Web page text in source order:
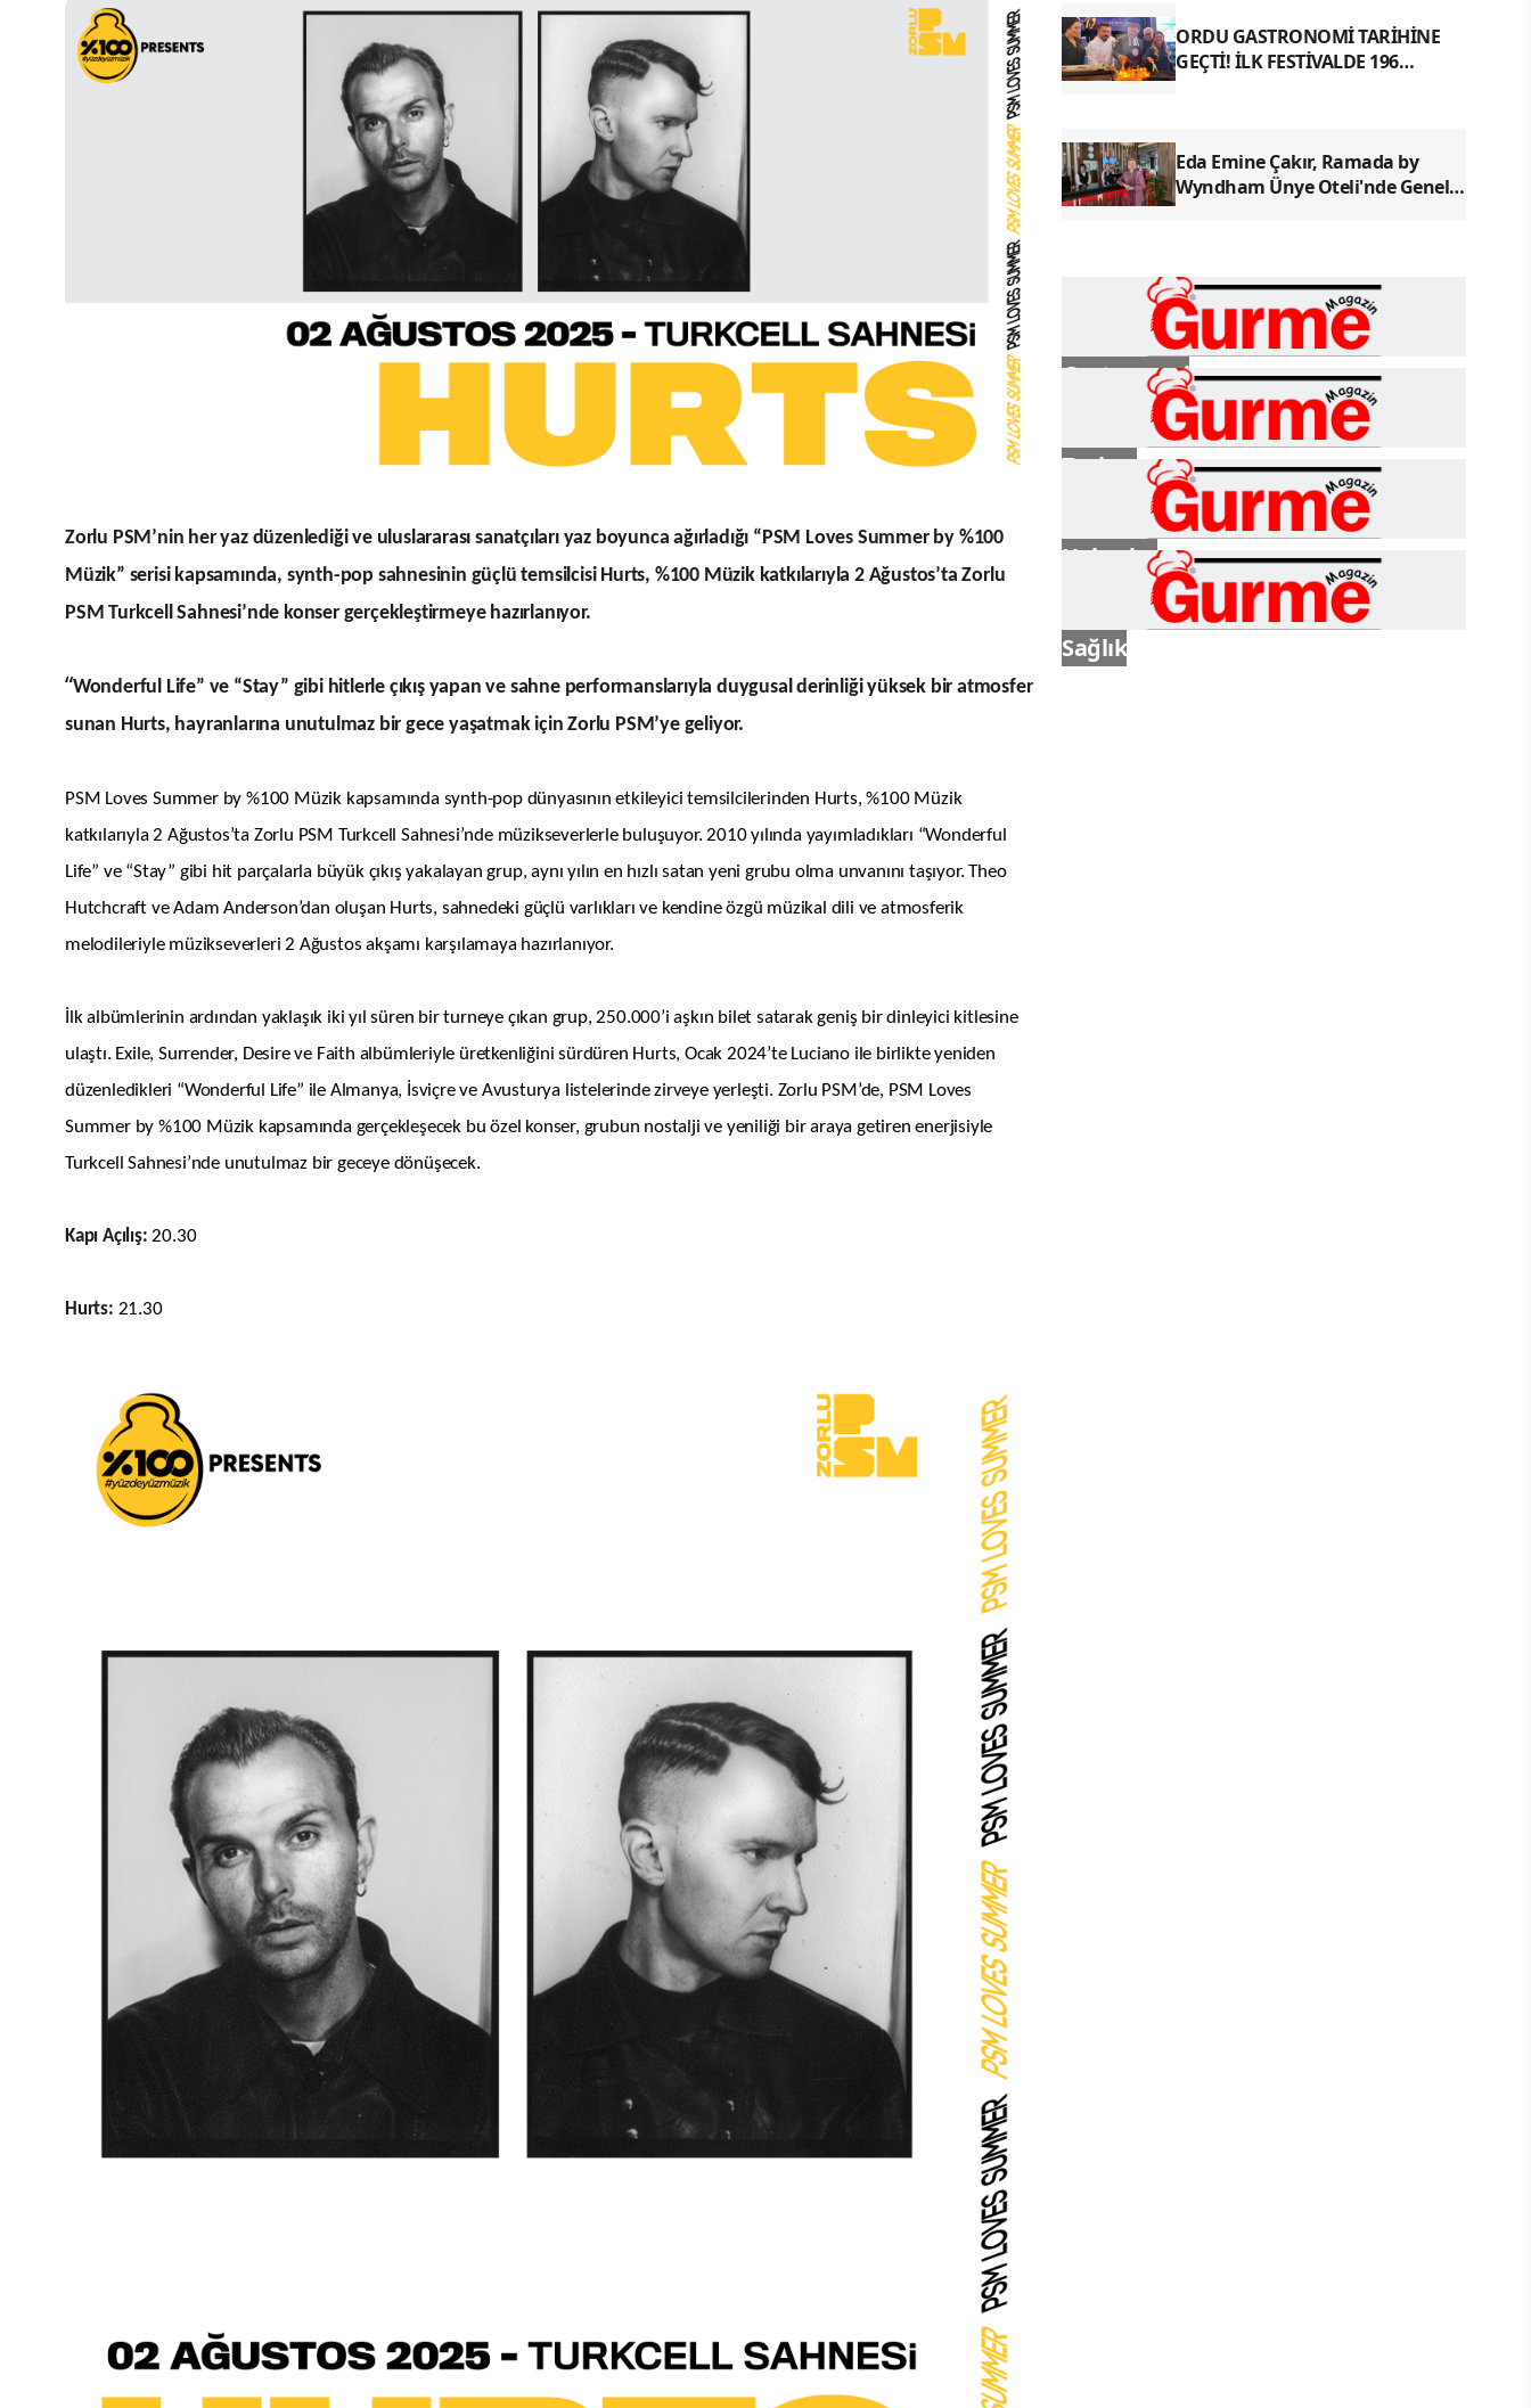
Zorlu PSM’nin her yaz düzenlediği ve uluslararası sanatçıları yaz boyunca ağırladığı “PSM Loves Summer by %100
Müzik” serisi kapsamında, synth-pop sahnesinin güçlü temsilcisi Hurts, %100 Müzik katkılarıyla 2 Ağustos’ta Zorlu
PSM Turkcell Sahnesi’nde konser gerçekleştirmeye hazırlanıyor.
“Wonderful Life” ve “Stay” gibi hitlerle çıkış yapan ve sahne performanslarıyla duygusal derinliği yüksek bir atmosfer
sunan Hurts, hayranlarına unutulmaz bir gece yaşatmak için Zorlu PSM’ye geliyor.
PSM Loves Summer by %100 Müzik kapsamında synth-pop dünyasının etkileyici temsilcilerinden Hurts, %100 Müzik
katkılarıyla 2 Ağustos’ta Zorlu PSM Turkcell Sahnesi’nde müzikseverlerle buluşuyor. 2010 yılında yayımladıkları “Wonderful
Life” ve “Stay” gibi hit parçalarla büyük çıkış yakalayan grup, aynı yılın en hızlı satan yeni grubu olma unvanını taşıyor. Theo
Hutchcraft ve Adam Anderson’dan oluşan Hurts, sahnedeki güçlü varlıkları ve kendine özgü müzikal dili ve atmosferik
melodileriyle müzikseverleri 2 Ağustos akşamı karşılamaya hazırlanıyor.
İlk albümlerinin ardından yaklaşık iki yıl süren bir turneye çıkan grup, 250.000’i aşkın bilet satarak geniş bir dinleyici kitlesine
ulaştı. Exile, Surrender, Desire ve Faith albümleriyle üretkenliğini sürdüren Hurts, Ocak 2024’te Luciano ile birlikte yeniden
düzenledikleri “Wonderful Life” ile Almanya, İsviçre ve Avusturya listelerinde zirveye yerleşti. Zorlu PSM’de, PSM Loves
Summer by %100 Müzik kapsamında gerçekleşecek bu özel konser, grubun nostalji ve yeniliği bir araya getiren enerjisiyle
Turkcell Sahnesi’nde unutulmaz bir geceye dönüşecek.
Kapı Açılış: 20.30
Hurts: 21.30
ORDU GASTRONOMİ TARİHİNE
GEÇTİ! İLK FESTİVALDE 196
Eda Emine Çakır, Ramada by
Wyndham Ünye Oteli'nde Genel
Gastronomi
Turizm
Haberler
Sağlık